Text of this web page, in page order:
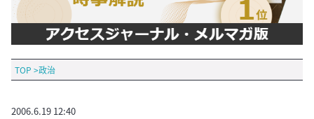
TOP >政治
2006.6.19 12:40